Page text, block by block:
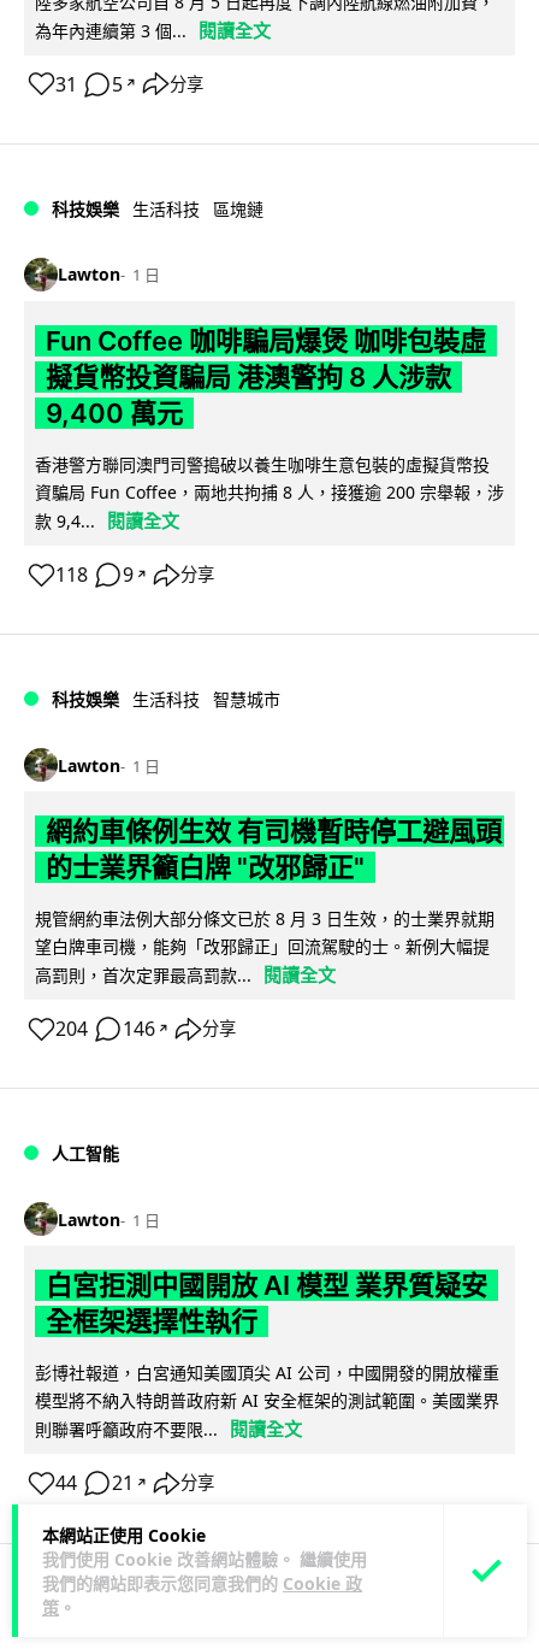
本網站正使用 Cookie
我們使用 Cookie 改善網站體驗。 繼續使用
我們的網站即表示您同意我們的 Cookie 政
策 。
為年內連續第 3 個...
閱讀全文
31 5 ↗ 分享
科技娛樂 生活科技 區塊鏈
Lawton 1 日
Fun Coffee 咖啡騙局爆煲 咖啡包裝虛
擬貨幣投資騙局 港澳警拘 8 人涉款
9,400 萬元
香港警方聯同澳門司警搗破以養生咖啡生意包裝的虛擬貨幣投
資騙局 Fun Coffee，兩地共拘捕 8 人，接獲逾 200 宗舉報，涉
款 9,4...
閱讀全文
118 9 ↗ 分享
科技娛樂 生活科技 智慧城市
Lawton 1 日
網約車條例生效 有司機暫時停工避風頭
的士業界籲白牌 "改邪歸正"
規管網約車法例大部分條文已於 8 月 3 日生效，的士業界就期
望白牌車司機，能夠「改邪歸正」回流駕駛的士。新例大幅提
高罰則，首次定罪最高罰款...
閱讀全文
204 146 ↗ 分享
人工智能
Lawton 1 日
白宮拒測中國開放 AI 模型 業界質疑安
全框架選擇性執行
彭博社報道，白宮通知美國頂尖 AI 公司，中國開發的開放權重
模型將不納入特朗普政府新 AI 安全框架的測試範圍。美國業界
則聯署呼籲政府不要限...
閱讀全文
44 21 ↗ 分享
人工智能